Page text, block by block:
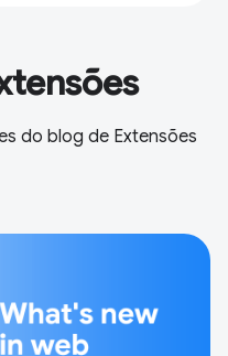
do blog de Extensões